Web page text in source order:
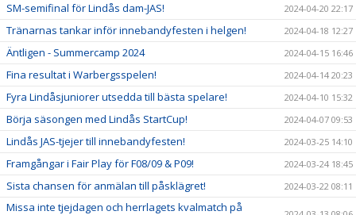
SM-semifinal för Lindås dam-JAS! 2024-04-20 22:17
Tränarnas tankar inför innebandyfesten i helgen! 2024-04-18 12:27
Äntligen - Summercamp 2024 2024-04-15 16:46
Fina resultat i Warbergsspelen! 2024-04-14 20:23
Fyra Lindåsjuniorer utsedda till bästa spelare! 2024-04-10 15:32
Börja säsongen med Lindås StartCup! 2024-04-07 09:53
Lindås JAS-tjejer till innebandyfesten! 2024-03-25 14:10
Framgångar i Fair Play för F08/09 & P09! 2024-03-24 18:45
Sista chansen för anmälan till påsklägret! 2024-03-22 08:11
Missa inte tjejdagen och herrlagets kvalmatch på